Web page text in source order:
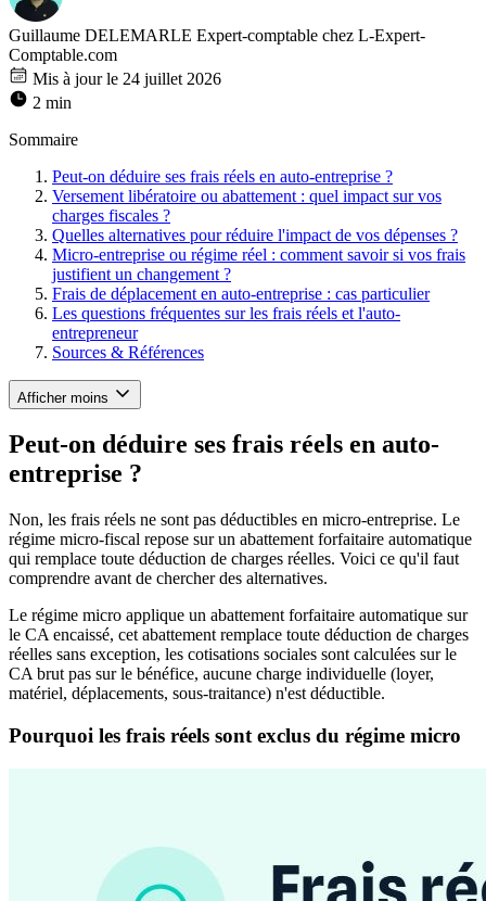
Guillaume DELEMARLE Expert-comptable chez L-Expert-
Comptable.com
Mis à jour le 24 juillet 2026
2 min
Sommaire
Peut-on déduire ses frais réels en auto-entreprise ?
Versement libératoire ou abattement : quel impact sur vos
charges fiscales ?
Quelles alternatives pour réduire l'impact de vos dépenses ?
Micro-entreprise ou régime réel : comment savoir si vos frais
justifient un changement ?
Frais de déplacement en auto-entreprise : cas particulier
Les questions fréquentes sur les frais réels et l'auto-
entrepreneur
Sources & Références
Afficher moins
Peut-on déduire ses frais réels en auto-
entreprise ?
Non, les frais réels ne sont pas déductibles en micro-entreprise. Le
régime micro-fiscal repose sur un abattement forfaitaire automatique
qui remplace toute déduction de charges réelles. Voici ce qu'il faut
comprendre avant de chercher des alternatives.
Le régime micro applique un abattement forfaitaire automatique sur
le CA encaissé, cet abattement remplace toute déduction de charges
réelles sans exception, les cotisations sociales sont calculées sur le
CA brut pas sur le bénéfice, aucune charge individuelle (loyer,
matériel, déplacements, sous-traitance) n'est déductible.
Pourquoi les frais réels sont exclus du régime micro